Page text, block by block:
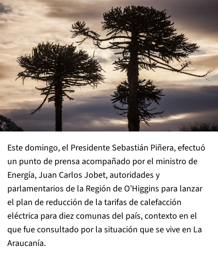
Este domingo, el Presidente Sebastián Piñera, efectuó
un punto de prensa acompañado por el ministro de
Energía, Juan Carlos Jobet, autoridades y
parlamentarios de la Región de O’Higgins para lanzar
el plan de reducción de la tarifas de calefacción
eléctrica para diez comunas del país, contexto en el
que fue consultado por la situación que se vive en La
Araucanía.